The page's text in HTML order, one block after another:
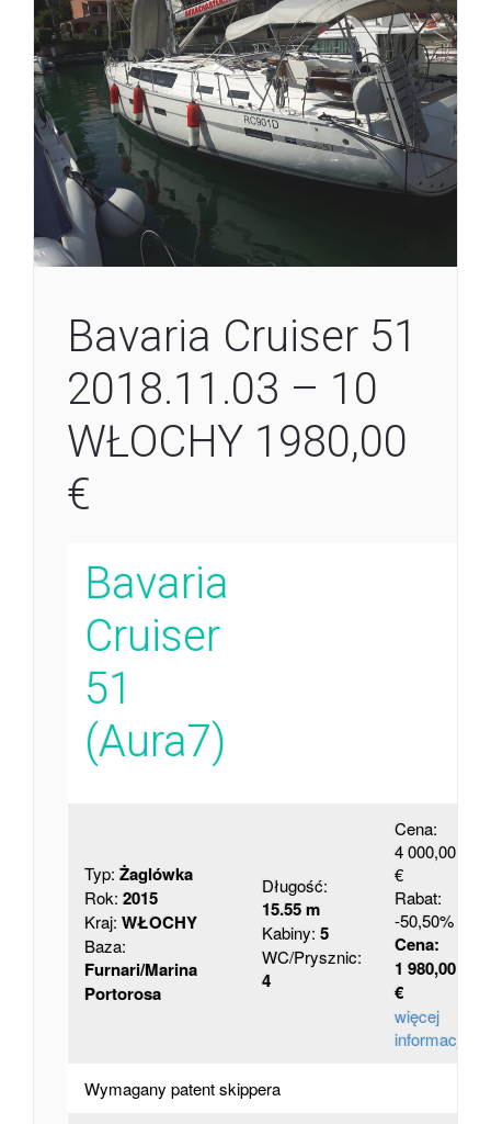
Bavaria Cruiser 51
2018.11.03 – 10
WŁOCHY 1980,00
€
Bavaria
Cruiser
51
(Aura7)
Typ: Żaglówka
Rok: 2015
Kraj: WŁOCHY
Baza:
Furnari/Marina
Portorosa
Długość:
15.55 m
Kabiny: 5
WC/Prysznic:
4
Cena:
4 000,00
€
Rabat:
-50,50%
Cena:
1 980,00
€
więcej
informacji
Wymagany patent skippera